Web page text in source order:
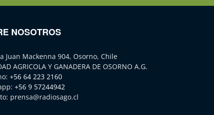
NOSOTROS
Juan Mackenna 904, Osorno, Chile
AGRICOLA Y GANADERA DE OSORNO A.G.
+56 64 223 2160
+56 9 57244942
prensa@radiosago.cl